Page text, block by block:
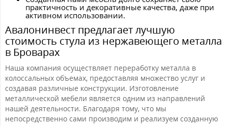
практичность и декоративные качества, даже при
активном использовании.
Авалонинвест предлагает лучшую
стоимость стула из нержавеющего металла
в Броварах
Наша компания осуществляет переработку металла в
колоссальных объемах, предоставляя множество услуг и
создавая различные конструкции. Изготовление
металлической мебели является одним из направлений
нашей деятельности. Благодаря тому, что мы
непосредственно сами производим и реализуем созданную